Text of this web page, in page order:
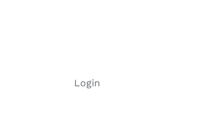
Login